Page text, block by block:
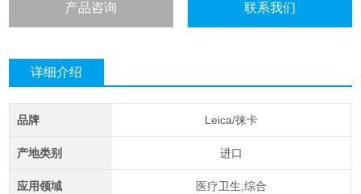
产品咨询 联系我们
详细介绍
品牌 Leica/徕卡
产地类别 进口
应用领域 医疗卫生,综合